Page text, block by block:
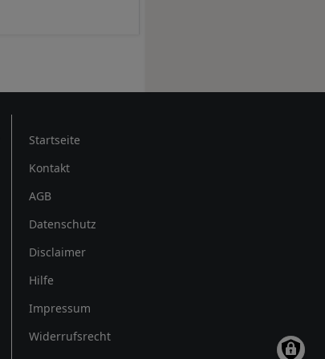
Rechtliches
Startseite
Kontakt
AGB
Datenschutz
Disclaimer
Hilfe
Impressum
Widerrufsrecht